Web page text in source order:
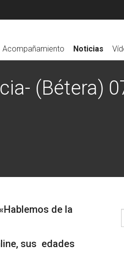
Acompañamiento Noticias
(Bétera)
de la
sus edades